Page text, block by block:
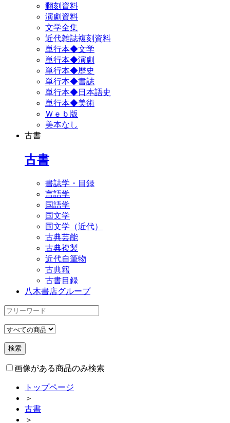
翻刻資料
演劇資料
文学全集
近代雑誌複刻資料
単行本◆文学
単行本◆演劇
単行本◆歴史
単行本◆書誌
単行本◆日本語史
単行本◆美術
Ｗｅｂ版
美本なし
古書
古書
書誌学・目録
言語学
国語学
国文学
国文学（近代）
古典芸能
古典複製
近代自筆物
古典籍
古書目録
八木書店グループ
画像がある商品のみ検索
トップページ
＞
古書
＞